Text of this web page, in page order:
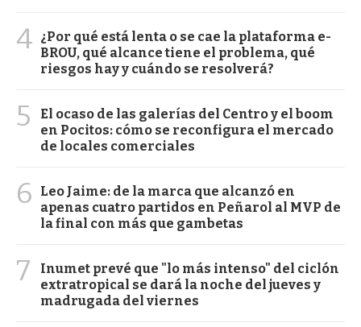
4 ¿Por qué está lenta o se cae la plataforma e-
BROU, qué alcance tiene el problema, qué
riesgos hay y cuándo se resolverá?
5
El ocaso de las galerías del Centro y el boom
en Pocitos: cómo se reconfigura el mercado
de locales comerciales
6
Leo Jaime: de la marca que alcanzó en
apenas cuatro partidos en Peñarol al MVP de
la final con más que gambetas
7
Inumet prevé que "lo más intenso" del ciclón
extratropical se dará la noche del jueves y
madrugada del viernes